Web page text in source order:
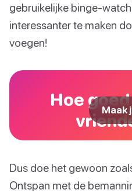
gebruikelijke binge-
interessanter te maken
voegen!
Hoe
Maak
Dus doe het gewoon
Ontspan met de